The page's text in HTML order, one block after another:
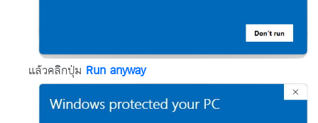
แล้วคลิกปุ่ม Run anyway